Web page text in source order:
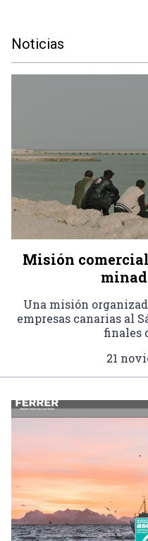
Noticias
Misión
Una misión
empresas canarias al
finales
21